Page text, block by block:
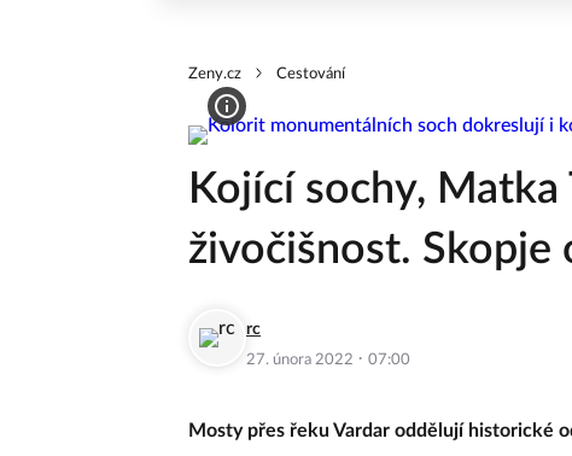
Zeny.cz Cestování
Kojící sochy, Matka
živočišnost. Skopje
rc
27. února 2022 · 07:00
Mosty přes řeku Vardar oddělují historické